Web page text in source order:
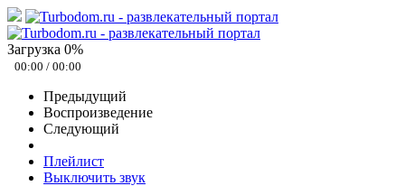
Загрузка 0%
00:00 / 00:00
Предыдущий
Воспроизведение
Следующий
Плейлист
Выключить звук